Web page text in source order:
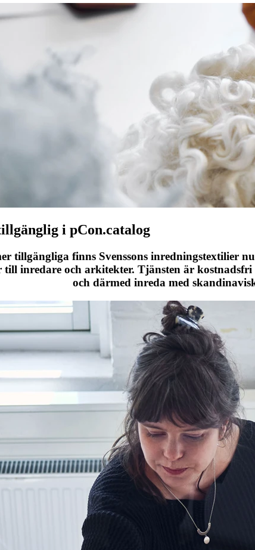
i pCon.catalog
tillgängliga finns Svenssons
inredare och arkitekter. Tjänsten är
och därmed inreda med